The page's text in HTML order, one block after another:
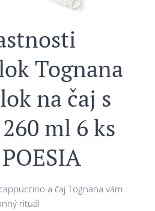
Tognana
na čaj s
ml 6 ks
a čaj Tognana vám
rituál